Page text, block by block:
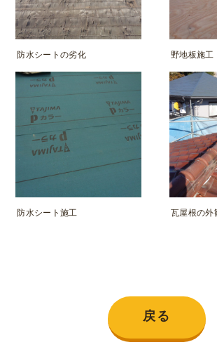
防水シートの劣化 野地板施工
防水シート施工 瓦屋根の外
戻る